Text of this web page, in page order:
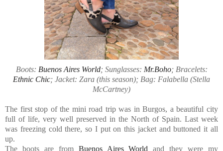
Boots: Buenos Aires World; Sunglasses: Mr.Boho; Bracelets:
Ethnic Chic; Jacket: Zara (this season); Bag: Falabella (Stella
McCartney)
The first stop of the mini road trip was in Burgos, a beautiful city
full of life, very well preserved in the North of Spain. Last week
was freezing cold there, so I put on this jacket and buttoned it all
up.
The boots are from Buenos Aires World and they were my